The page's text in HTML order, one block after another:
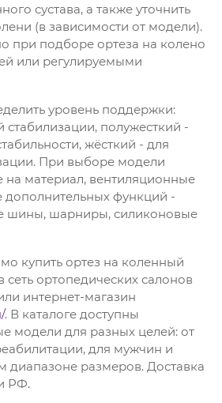
сустава, а также уточнить
(в зависимости от модели).
при подборе ортеза на колено
или регулируемыми
уровень поддержки:
стабилизации, полужесткий -
жёсткий - для
При выборе модели
на материал, вентиляционные
дополнительных функций -
шины, шарниры, силиконовые
купить ортез на коленный
сеть ортопедических салонов
интернет-магазин
. В каталоге доступны
модели для разных целей: от
для мужчин и
размеров. Доставка
РФ.